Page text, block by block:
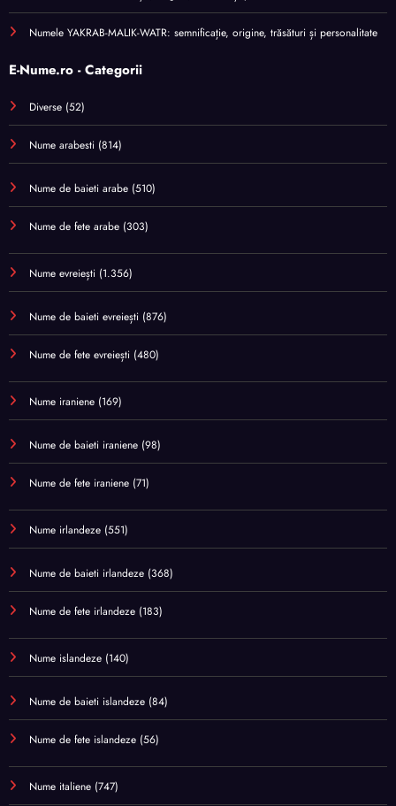
Numele YAKRAB-MALIK-WATR: semnificație, origine, trăsături și personalitate
E-Nume.ro - Categorii
Diverse (52)
Nume arabesti (814)
Nume de baieti arabe (510)
Nume de fete arabe (303)
Nume evreiești (1.356)
Nume de baieti evreiești (876)
Nume de fete evreiești (480)
Nume iraniene (169)
Nume de baieti iraniene (98)
Nume de fete iraniene (71)
Nume irlandeze (551)
Nume de baieti irlandeze (368)
Nume de fete irlandeze (183)
Nume islandeze (140)
Nume de baieti islandeze (84)
Nume de fete islandeze (56)
Nume italiene (747)